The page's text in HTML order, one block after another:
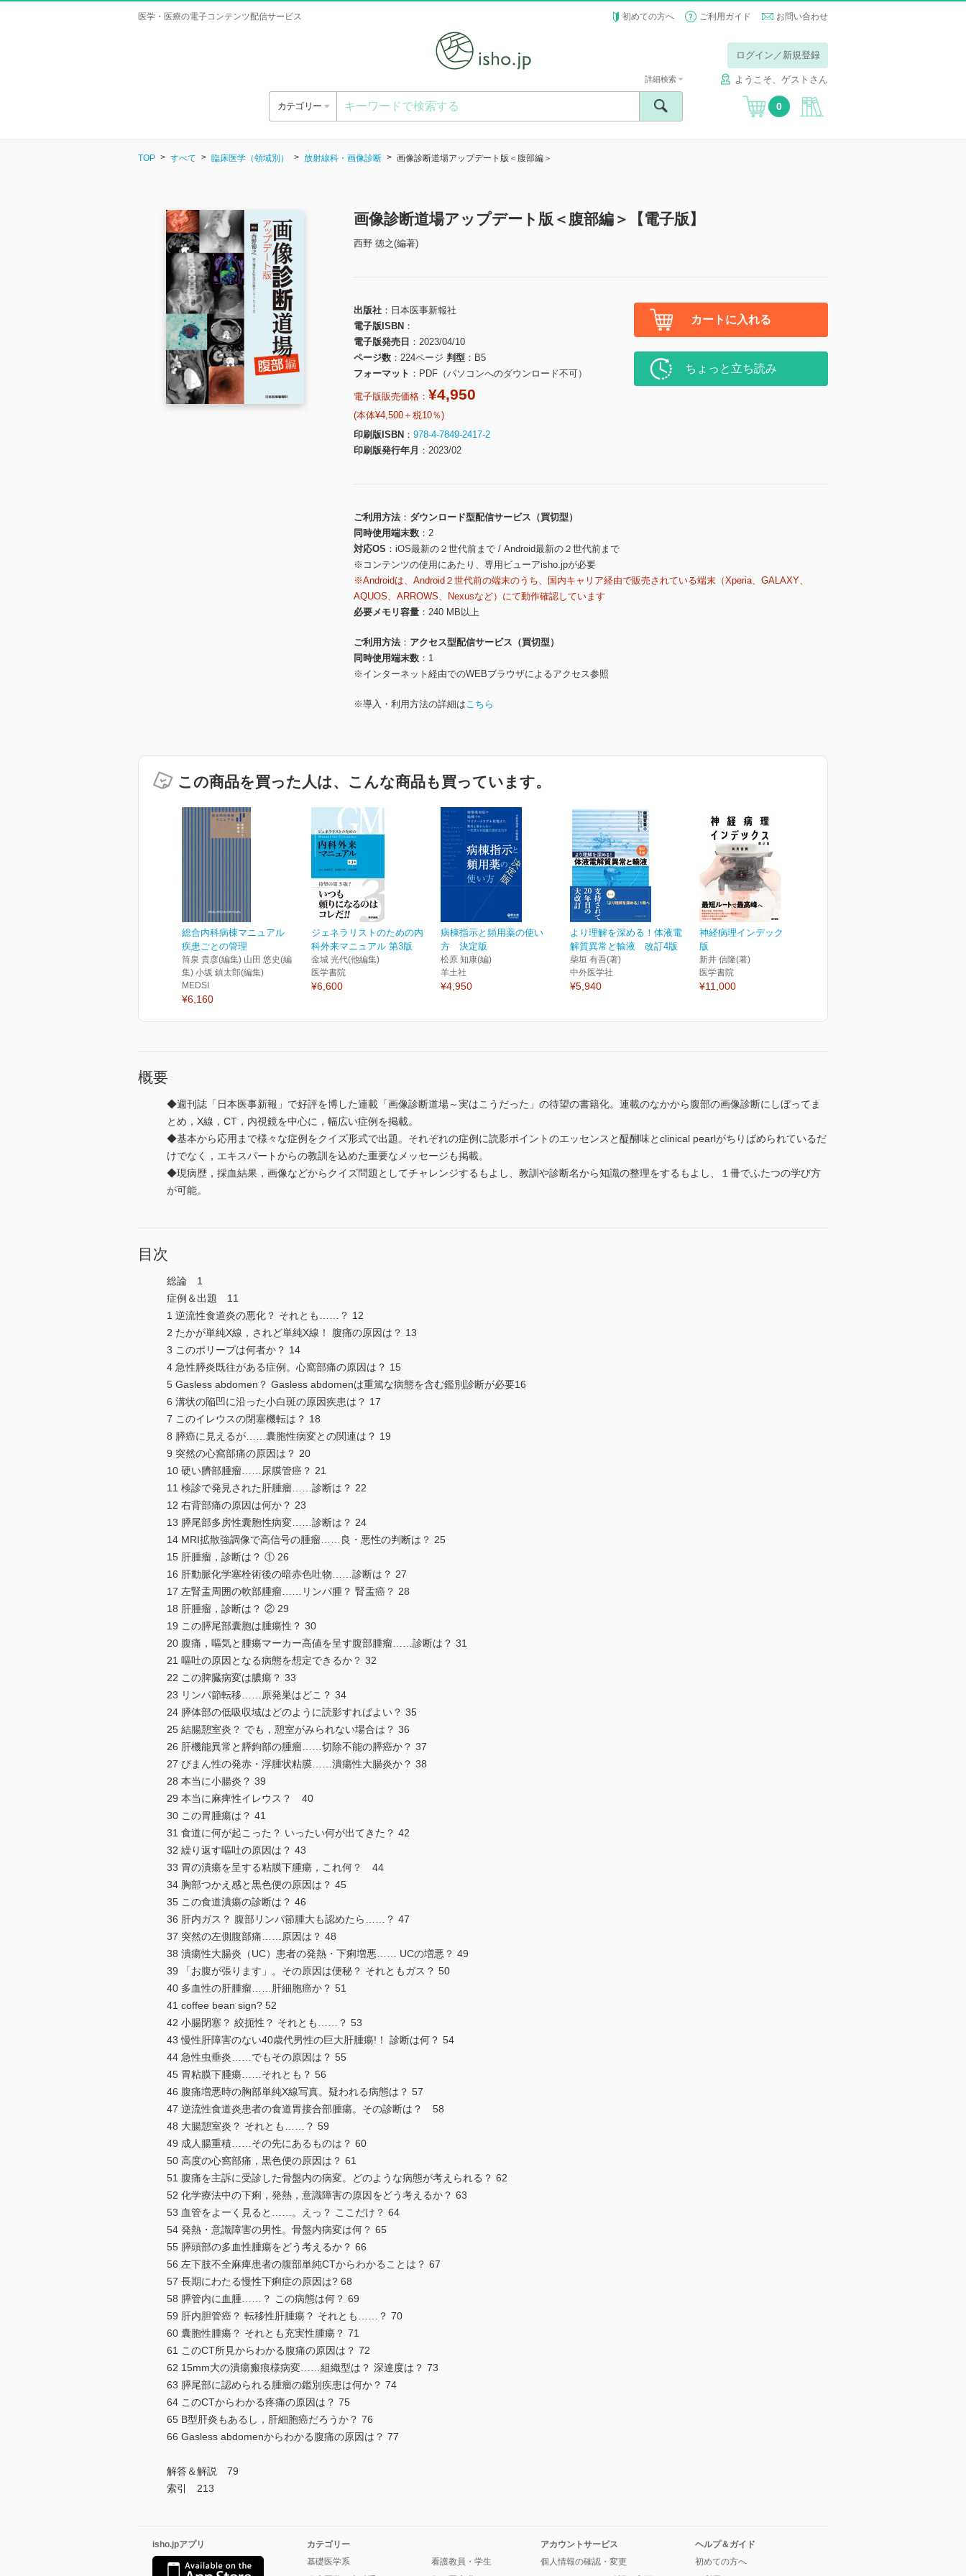
医学・医療の電子コンテンツ配信サービス 初めての方へ ご利用ガイド お問い合わせ
ログイン／新規登録
ようこそ、ゲストさん
カテゴリー
詳細検索
0
TOP すべて 臨床医学（領域別） 放射線科・画像診断 画像診断道場アップデート版＜腹部編＞
画像診断道場アップデート版＜腹部編＞【電子版】
西野 徳之(編著)
出版社
日本医事新報社
電子版ISBN
電子版発売日
2023/04/10
ページ数
224ページ 判型
B5
フォーマット
PDF（パソコンへのダウンロード不可）
電子版販売価格： ¥4,950
(本体¥4,500＋税10％)
印刷版ISBN
978-4-7849-2417-2
印刷版発行年月
2023/02
カートに入れる
ちょっと立ち読み
ご利用方法
ダウンロード型配信サービス（買切型）
同時使用端末数
2
対応OS
iOS最新の２世代前まで / Android最新の２世代前まで
※コンテンツの使用にあたり、専用ビューアisho.jpが必要
※Androidは、Android２世代前の端末のうち、国内キャリア経由で販売されている端末（Xperia、GALAXY、
AQUOS、ARROWS、Nexusなど）にて動作確認しています
必要メモリ容量
240 MB以上
ご利用方法
アクセス型配信サービス（買切型）
同時使用端末数
1
※インターネット経由でのWEBブラウザによるアクセス参照
※導入・利用方法の詳細はこちら
この商品を買った人は、こんな商品も買っています。
総合内科病棟マニュアル
疾患ごとの管理
筒泉 貴彦(編集) 山田 悠史(編
集) 小坂 鎮太郎(編集)
MEDSI
¥6,160
ジェネラリストのための内
科外来マニュアル 第3版
金城 光代(他編集)
医学書院
¥6,600
病棟指示と頻用薬の使い
方 決定版
松原 知康(編)
羊土社
¥4,950
より理解を深める！体液電
解質異常と輸液 改訂4版
柴垣 有吾(著)
中外医学社
¥5,940
神経病理インデックス 第2
版
新井 信隆(著)
医学書院
¥11,000
概要
◆週刊誌「日本医事新報」で好評を博した連載「画像診断道場～実はこうだった」の待望の書籍化。連載のなかから腹部の画像診断にしぼってま
とめ，X線，CT，内視鏡を中心に，幅広い症例を掲載。
◆基本から応用まで様々な症例をクイズ形式で出題。それぞれの症例に読影ポイントのエッセンスと醍醐味とclinical pearlがちりばめられているだ
けでなく，エキスパートからの教訓を込めた重要なメッセージも掲載。
◆現病歴，採血結果，画像などからクイズ問題としてチャレンジするもよし、教訓や診断名から知識の整理をするもよし、１冊でふたつの学び方
が可能。
目次
総論 1
症例＆出題 11
1 逆流性食道炎の悪化？ それとも……？ 12
2 たかが単純X線，されど単純X線！ 腹痛の原因は？ 13
3 このポリープは何者か？ 14
4 急性膵炎既往がある症例。心窩部痛の原因は？ 15
5 Gasless abdomen？ Gasless abdomenは重篤な病態を含む鑑別診断が必要16
6 溝状の陥凹に沿った小白斑の原因疾患は？ 17
7 このイレウスの閉塞機転は？ 18
8 膵癌に見えるが……囊胞性病変との関連は？ 19
9 突然の心窩部痛の原因は？ 20
10 硬い臍部腫瘤……尿膜管癌？ 21
11 検診で発見された肝腫瘤……診断は？ 22
12 右背部痛の原因は何か？ 23
13 膵尾部多房性囊胞性病変……診断は？ 24
14 MRI拡散強調像で高信号の腫瘤……良・悪性の判断は？ 25
15 肝腫瘤，診断は？ ① 26
16 肝動脈化学塞栓術後の暗赤色吐物……診断は？ 27
17 左腎盂周囲の軟部腫瘤……リンパ腫？ 腎盂癌？ 28
18 肝腫瘤，診断は？ ② 29
19 この膵尾部囊胞は腫瘍性？ 30
20 腹痛，嘔気と腫瘍マーカー高値を呈す腹部腫瘤……診断は？ 31
21 嘔吐の原因となる病態を想定できるか？ 32
22 この脾臓病変は膿瘍？ 33
23 リンパ節転移……原発巣はどこ？ 34
24 膵体部の低吸収域はどのように読影すればよい？ 35
25 結腸憩室炎？ でも，憩室がみられない場合は？ 36
26 肝機能異常と膵鉤部の腫瘤……切除不能の膵癌か？ 37
27 びまん性の発赤・浮腫状粘膜……潰瘍性大腸炎か？ 38
28 本当に小腸炎？ 39
29 本当に麻痺性イレウス？ 40
30 この胃腫瘍は？ 41
31 食道に何が起こった？ いったい何が出てきた？ 42
32 繰り返す嘔吐の原因は？ 43
33 胃の潰瘍を呈する粘膜下腫瘍，これ何？ 44
34 胸部つかえ感と黒色便の原因は？ 45
35 この食道潰瘍の診断は？ 46
36 肝内ガス？ 腹部リンパ節腫大も認めたら……？ 47
37 突然の左側腹部痛……原因は？ 48
38 潰瘍性大腸炎（UC）患者の発熱・下痢増悪…… UCの増悪？ 49
39 「お腹が張ります」。その原因は便秘？ それともガス？ 50
40 多血性の肝腫瘤……肝細胞癌か？ 51
41 coffee bean sign? 52
42 小腸閉塞？ 絞扼性？ それとも……？ 53
43 慢性肝障害のない40歳代男性の巨大肝腫瘍!！ 診断は何？ 54
44 急性虫垂炎……でもその原因は？ 55
45 胃粘膜下腫瘍……それとも？ 56
46 腹痛増悪時の胸部単純X線写真。疑われる病態は？ 57
47 逆流性食道炎患者の食道胃接合部腫瘍。その診断は？ 58
48 大腸憩室炎？ それとも……？ 59
49 成人腸重積……その先にあるものは？ 60
50 高度の心窩部痛，黒色便の原因は？ 61
51 腹痛を主訴に受診した骨盤内の病変。どのような病態が考えられる？ 62
52 化学療法中の下痢，発熱，意識障害の原因をどう考えるか？ 63
53 血管をよーく見ると……。えっ？ ここだけ？ 64
54 発熱・意識障害の男性。骨盤内病変は何？ 65
55 膵頭部の多血性腫瘍をどう考えるか？ 66
56 左下肢不全麻痺患者の腹部単純CTからわかることは？ 67
57 長期にわたる慢性下痢症の原因は? 68
58 膵管内に血腫……？ この病態は何？ 69
59 肝内胆管癌？ 転移性肝腫瘍？ それとも……？ 70
60 囊胞性腫瘍？ それとも充実性腫瘍？ 71
61 このCT所見からわかる腹痛の原因は？ 72
62 15mm大の潰瘍瘢痕様病変……組織型は？ 深達度は？ 73
63 膵尾部に認められる腫瘤の鑑別疾患は何か？ 74
64 このCTからわかる疼痛の原因は？ 75
65 B型肝炎もあるし，肝細胞癌だろうか？ 76
66 Gasless abdomenからわかる腹痛の原因は？ 77
解答＆解説 79
索引 213
isho.jpアプリ
カテゴリー
基礎医学系
看護教員・学生
アカウントサービス
個人情報の確認・変更
ヘルプ＆ガイド
初めての方へ